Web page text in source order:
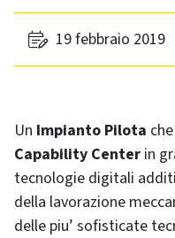
19 febbraio 2019
Un Impianto Pilota
Capability Center in
tecnologie digitali
della lavorazione
delle piu’ sofisticate